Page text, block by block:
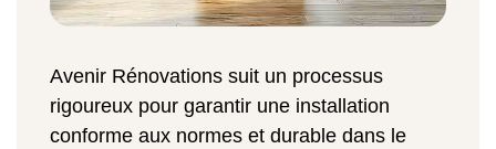
Avenir Rénovations suit un processus
rigoureux pour garantir une installation
conforme aux normes et durable dans le